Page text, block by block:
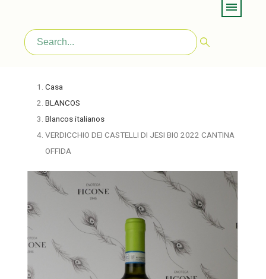
Casa
BLANCOS
Blancos italianos
VERDICCHIO DEI CASTELLI DI JESI BIO 2022 CANTINA
OFFIDA